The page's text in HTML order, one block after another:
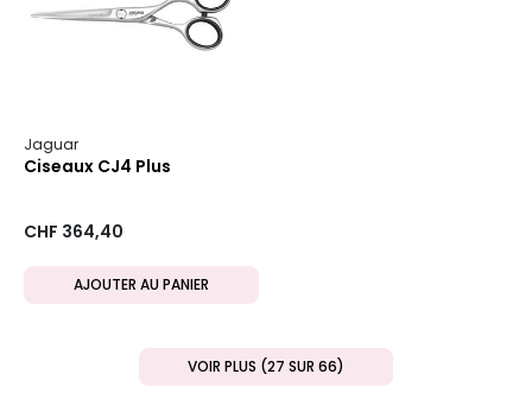
Jaguar
Ciseaux CJ4 Plus
CHF 364,40
AJOUTER AU PANIER
VOIR PLUS (27 SUR 66)